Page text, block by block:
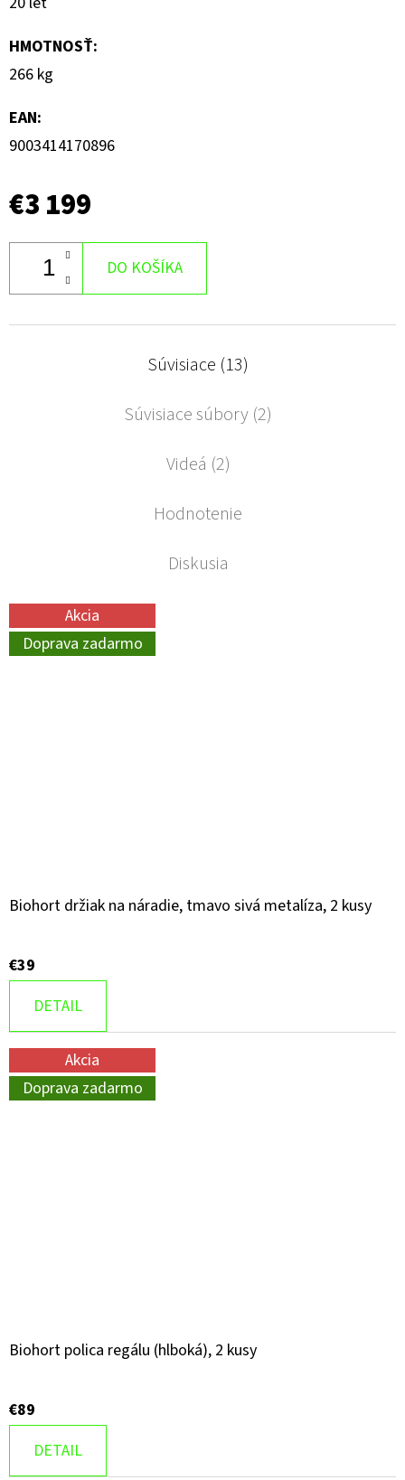
HMOTNOSŤ:
266 kg
EAN:
9003414170896
€3 199
DO KOŠÍKA
Súvisiace (13)
Súvisiace súbory (2)
Videá (2)
Hodnotenie
Diskusia
Akcia
Doprava zadarmo
Biohort držiak na náradie, tmavo sivá metalíza, 2 kusy
€39
DETAIL
Akcia
Doprava zadarmo
Biohort polica regálu (hlboká), 2 kusy
€89
DETAIL